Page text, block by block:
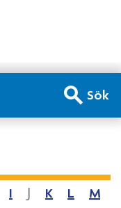
Sök
I J K L M